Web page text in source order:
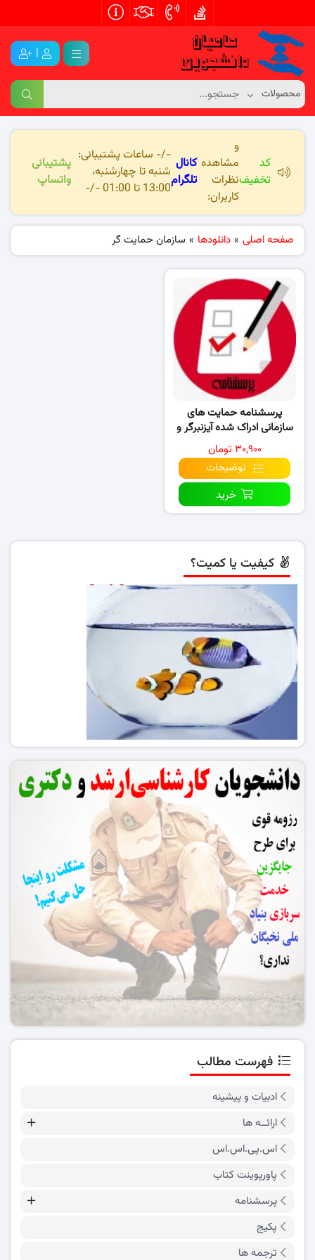
|
کد
تخفیف
و
مشاهده
نظرات
کاربران:
کانال
تلگرام
-/- ساعات پشتیبانی:
شنبه تا چهارشنبه،
13:00 تا 01:00 -/-
پشتیبانی
واتساپ
صفحه اصلی » دانلودها » سازمان حمایت گر
پرسشنامه حمایت های
سازمانی ادراک شده آیزنبرگر و
همکاران (۱۹۹۰)
۳۰,۹۰۰ تومان
توضیحات
خرید
کیفیت یا کمیت؟
فهرست مطالب
ادبیات و پیشینه
ارائــه ها
اس.پی.اس.اس
پاورپوینت کتاب
پرسشنامه
پکیج
ترجمه ها